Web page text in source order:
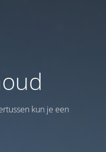
kun je een